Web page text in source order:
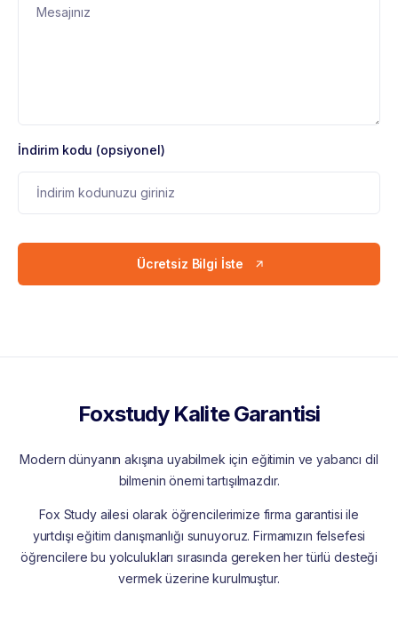
İndirim kodu (opsiyonel)
Ücretsiz Bilgi İste
Foxstudy Kalite Garantisi
Modern dünyanın akışına uyabilmek için eğitimin ve yabancı dil
bilmenin önemi tartışılmazdır.
Fox Study ailesi olarak öğrencilerimize firma garantisi ile
yurtdışı eğitim danışmanlığı sunuyoruz. Firmamızın felsefesi
öğrencilere bu yolculukları sırasında gereken her türlü desteği
vermek üzerine kurulmuştur.